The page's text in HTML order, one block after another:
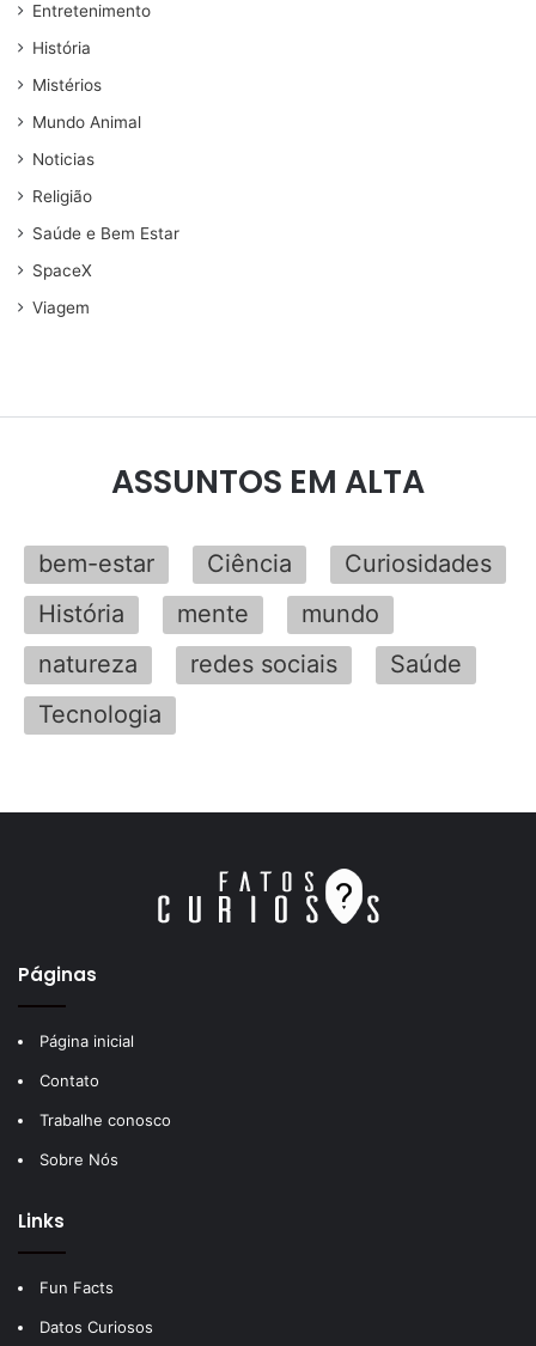
Entretenimento
História
Mistérios
Mundo Animal
Noticias
Religião
Saúde e Bem Estar
SpaceX
Viagem
ASSUNTOS EM ALTA
bem-estar Ciência
Curiosidades
História
mente
mundo
natureza
redes sociais
Saúde
Tecnologia
Páginas
Página inicial
Contato
Trabalhe conosco
Sobre Nós
Links
Fun Facts
Datos Curiosos